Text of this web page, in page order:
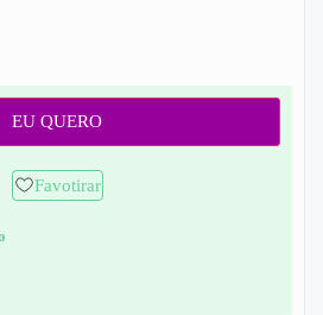
EU QUERO
Favotirar